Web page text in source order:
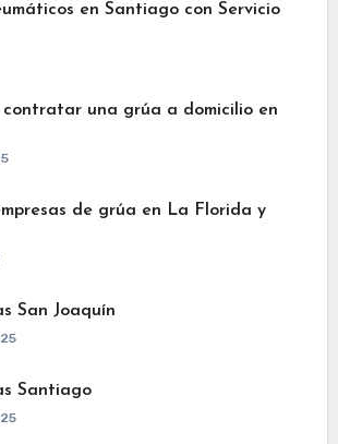
en Santiago con Servicio
contratar una grúa a domicilio en
de grúa en La Florida y
San Joaquín
Santiago